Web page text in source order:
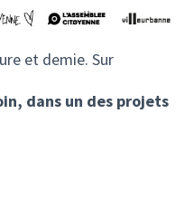
et demie. Sur
dans un des projets